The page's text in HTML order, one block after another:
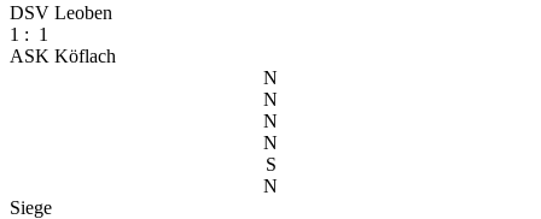
DSV Leoben
1 : 1
ASK Köflach
N
N
N
N
S
N
Siege